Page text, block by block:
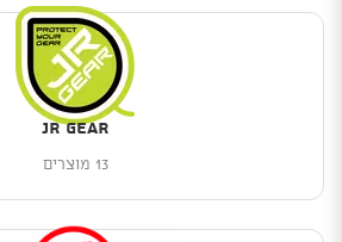
JR GEAR
13 מוצרים